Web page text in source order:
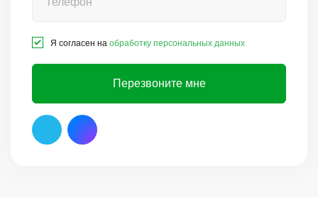
Я согласен на обработку персональных данных
Перезвоните мне